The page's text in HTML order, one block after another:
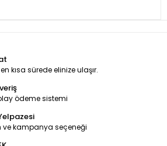
kısa sürede elinize ulaşır.
ödeme sistemi
ve kampanya seçeneği